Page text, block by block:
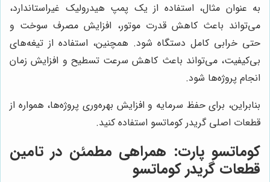
به عنوان مثال، استفاده از یک پمپ هیدرولیک غیراستاندارد،
می‌تواند باعث کاهش قدرت موتور، افزایش مصرف سوخت و
حتی خرابی کامل دستگاه شود. همچنین، استفاده از تیغه‌های
بی‌کیفیت، می‌تواند باعث کاهش سرعت تسطیح و افزایش زمان
انجام پروژه‌ها شود.
بنابراین، برای حفظ سرمایه و افزایش بهره‌وری پروژه‌ها، همواره از
قطعات اصلی گریدر کوماتسو استفاده کنید.
کوماتسو پارت: همراهی مطمئن در تامین
قطعات گریدر کوماتسو